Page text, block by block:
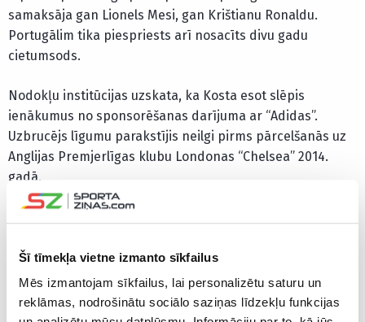
Šī tīmekļa vietne izmanto sīkfailus
Mēs izmantojam sīkfailus, lai personalizētu saturu un
reklāmas, nodrošinātu sociālo saziņas līdzekļu funkcijas
samaksāja gan Lionels Mesi, gan Krištianu Ronaldu.
Portugālim tika piespriests arī nosacīts divu gadu
cietumsods.
Nodokļu institūcijas uzskata, ka Kosta esot slēpis
ienākumus no sponsorēšanas darījuma ar “Adidas”.
Uzbrucējs līgumu parakstījis neilgi pirms pārcelšanās uz
Anglijas Premjerlīgas klubu Londonas “Chelsea” 2014.
gadā.
iespaidīgu astoņu spēļu diskvalifikāciju, tādējādi sezona
viņam ir galā. Tāpat Kostam jāmaksā 6 010 eiro liels
naudas sods, bet klubam jāšķiras no 2 800 eiro.